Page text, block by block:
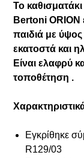
Το
Bertoni ORION
παιδιά με
εκατοστά και
Είναι ελαφρύ
τοποθέτηση .
Εγκρίθηκε
R129/03